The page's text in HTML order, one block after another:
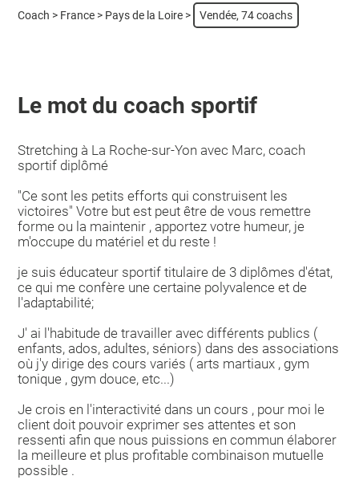
Coach > France > Pays de la Loire > Vendée, 74 coachs
Le mot du coach sportif
Stretching à La Roche-sur-Yon avec Marc, coach
sportif diplômé
"Ce sont les petits efforts qui construisent les
victoires" Votre but est peut être de vous remettre
forme ou la maintenir , apportez votre humeur, je
m'occupe du matériel et du reste !
je suis éducateur sportif titulaire de 3 diplômes d'état,
ce qui me confère une certaine polyvalence et de
l'adaptabilité;
J' ai l'habitude de travailler avec différents publics (
enfants, ados, adultes, séniors) dans des associations
où j'y dirige des cours variés ( arts martiaux , gym
tonique , gym douce, etc...)
Je crois en l'interactivité dans un cours , pour moi le
client doit pouvoir exprimer ses attentes et son
ressenti afin que nous puissions en commun élaborer
la meilleure et plus profitable combinaison mutuelle
possible .